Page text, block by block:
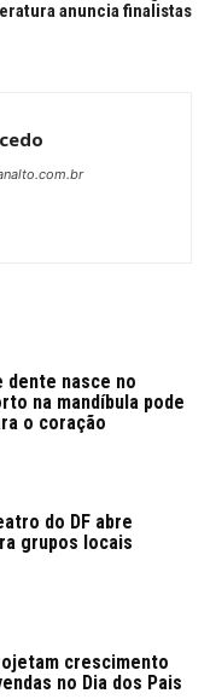
anuncia finalistas
dente nasce no
na mandíbula pode
o coração
do DF abre
grupos locais
crescimento
no Dia dos Pais